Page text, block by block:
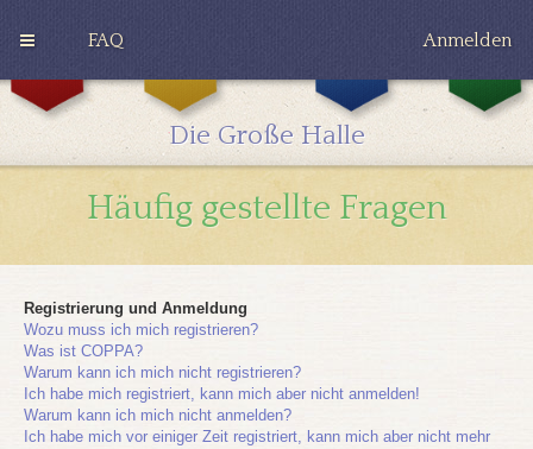
FAQ Anmelden
G
i
H
u
e
u
f
R
n
l
a
Die Große Halle
Häufig gestellte Fragen
Registrierung und Anmeldung
Wozu muss ich mich registrieren?
Was ist COPPA?
Warum kann ich mich nicht registrieren?
Ich habe mich registriert, kann mich aber nicht anmelden!
Warum kann ich mich nicht anmelden?
Ich habe mich vor einiger Zeit registriert, kann mich aber nicht mehr